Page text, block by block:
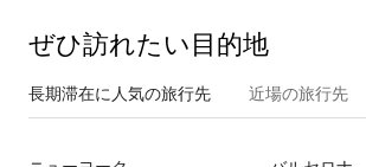
ぜひ訪⁠れ⁠た⁠い目⁠的⁠地
長期滞在に人気の旅行先 近場の旅行先